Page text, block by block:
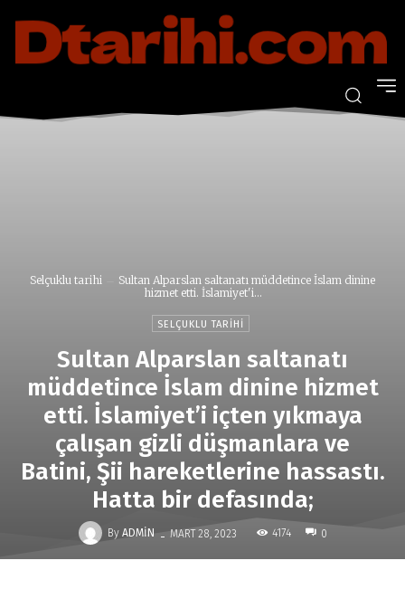
Selçuklu tarihi
Sultan Alparslan saltanatı müddetince İslam dinine
hizmet etti. İslamiyet'i...
SELÇUKLU TARIHI
Sultan Alparslan saltanatı
müddetince İslam dinine hizmet
etti. İslamiyet’i içten yıkmaya
çalışan gizli düşmanlara ve
Batini, Şii hareketlerine hassastı.
Hatta bir defasında;
By ADMIN - MART 28, 2023 4174 0